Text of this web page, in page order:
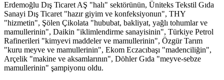
Erdemoğlu Dış Ticaret AŞ "halı" sektörünün, Üniteks Tekstil Gıda
Sanayi Dış Ticaret "hazır giyim ve konfeksiyonun", THY
"hizmetin", Şölen Çikolata "hububat, bakliyat, yağlı tohumlar ve
mamullerinin", Daikin "iklimlendirme sanayisinin", Türkiye Petrol
Rafinerileri "kimyevi maddeler ve mamullerinin", Özgür Tarım
"kuru meyve ve mamullerinin", Ekom Eczacıbaşı "madenciliğin",
Arçelik "makine ve aksamlarının", Döhler Gıda "meyve-sebze
mamullerinin" şampiyonu oldu.